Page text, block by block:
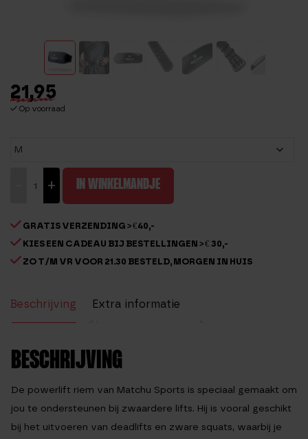
21,95
Op voorraad
+ IN WINKELMANDJE
GRATIS VERZENDING > €40,-
KIES EEN CADEAU BIJ BESTELLINGEN > € 30,-
ZO T/M VR VOOR 21.30 BESTELD, MORGEN IN HUIS
Beschrijving
Extra informatie
BESCHRIJVING
De powerlift riem van Matchu Sports is speciaal gemaakt om
jou te ondersteunen bij zwaardere lifts. Hij is vooral geschikt
bij het uitvoeren van deadlifts en zware squats, waarbij je